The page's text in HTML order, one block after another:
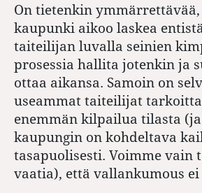
On tietenkin
kaupunki aikoo laskea
taiteilijan luvalla seinien
prosessia hallita jotenkin ja
ottaa aikansa. Samoin on
useammat taiteilijat
enemmän kilpailua tilasta
kaupungin on kohdeltava
tasapuolisesti. Voimme vain
vaatia), että vallankumous ei